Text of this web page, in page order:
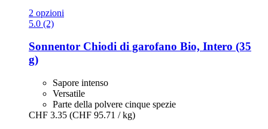
2 opzioni
5.0 (2)
Sonnentor Chiodi di garofano Bio, Intero (35
g)
Sapore intenso
Versatile
Parte della polvere cinque spezie
CHF 3.35 (CHF 95.71 / kg)